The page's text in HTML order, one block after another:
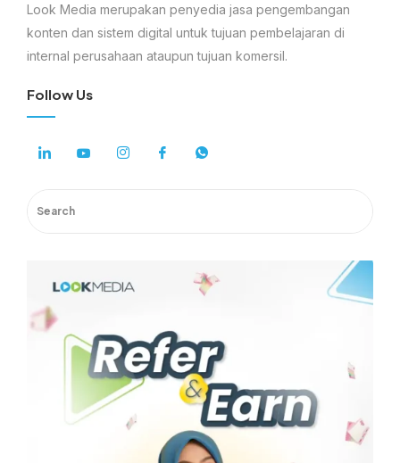
Look Media merupakan penyedia jasa pengembangan
konten dan sistem digital untuk tujuan pembelajaran di
internal perusahaan ataupun tujuan komersil.
Follow Us